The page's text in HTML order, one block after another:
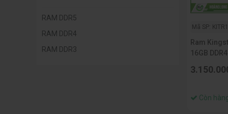
RAM DDR5
RAM DDR4
RAM DDR3
Mã SP:
Ram
16GB
Còn